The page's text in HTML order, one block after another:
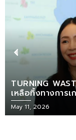
TURNING
เหลือทิ้งทางการ
สูง”
May 11, 2026